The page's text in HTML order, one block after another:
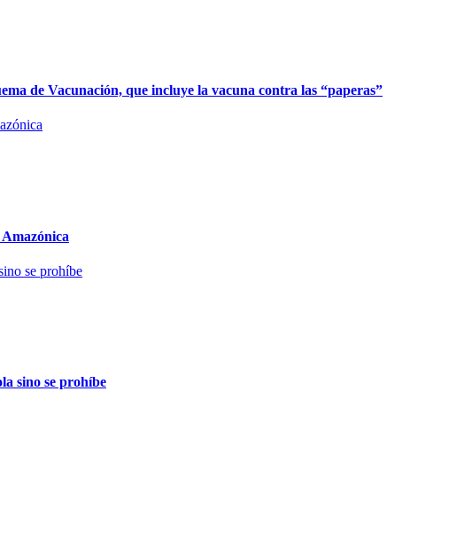
de Vacunación, que incluye la vacuna contra las “paperas”
sino se prohíbe